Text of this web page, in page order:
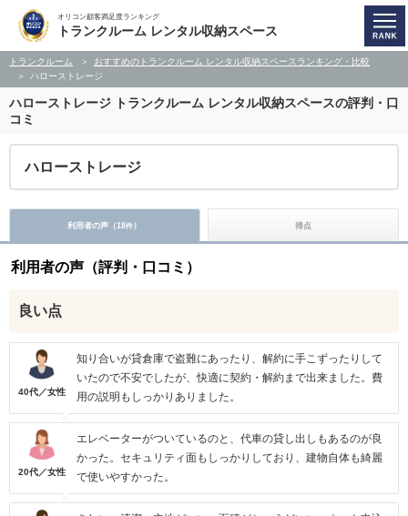
オリコン顧客満足度ランキング
トランクルーム レンタル収納スペース
トランクルーム
おすすめのトランクルーム レンタル収納スペースランキング・比較
ハローストレージ
ハローストレージ トランクルーム レンタル収納スペースの評判・口
コミ
ハローストレージ
利用者の声（18件） 得点
利用者の声（評判・口コミ）
良い点
40代／女性
知り合いが貸倉庫で盗難にあったり、解約に手こずったりして
いたので不安でしたが、快適に契約・解約まで出来ました。費
用の説明もしっかりありました。
20代／女性
エレベーターがついているのと、代車の貸し出しもあるのが良
かった。セキュリティ面もしっかりしており、建物自体も綺麗
で使いやすかった。